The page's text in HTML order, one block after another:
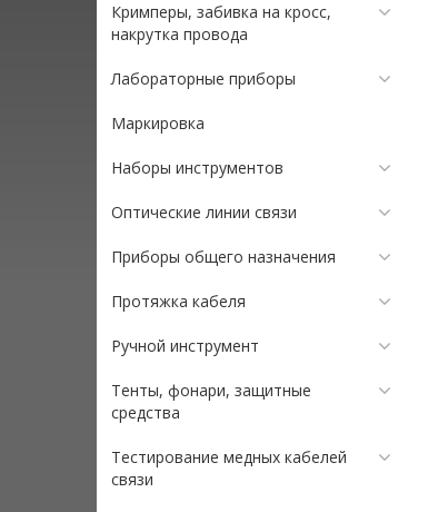
Кримперы, забивка на кросс,
накрутка провода
Лабораторные приборы
Маркировка
Наборы инструментов
Оптические линии связи
Приборы общего назначения
Протяжка кабеля
Ручной инструмент
Тенты, фонари, защитные
средства
Тестирование медных кабелей
связи